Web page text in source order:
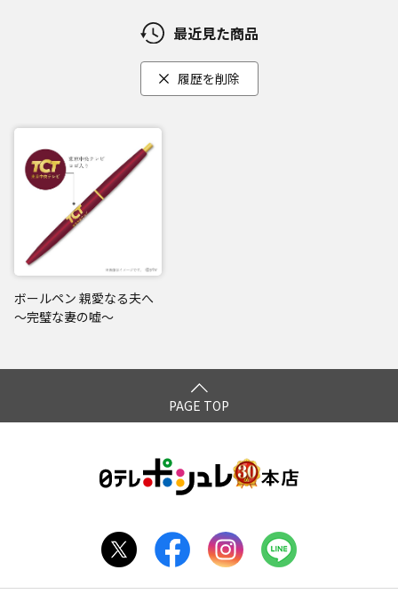
最近見た商品
履歴を削除
ボールペン 親愛なる夫へ
～完璧な妻の嘘～
PAGE TOP